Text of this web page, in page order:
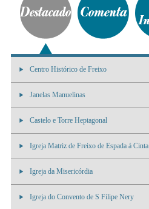
Centro Histórico de Freixo
Janelas Manuelinas
Castelo e Torre Heptagonal
Igreja Matriz de Freixo de Espada á Cinta
Igreja da Misericórdia
Igreja do Convento de S Filipe Nery